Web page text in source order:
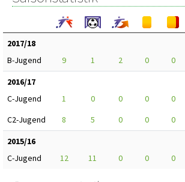
2017/18
B-Jugend
9 1 2 0 0
2016/17
C-Jugend
1 0 0 0 0
C2-Jugend
8 5 0 0 0
2015/16
C-Jugend
12 11 0 0 0